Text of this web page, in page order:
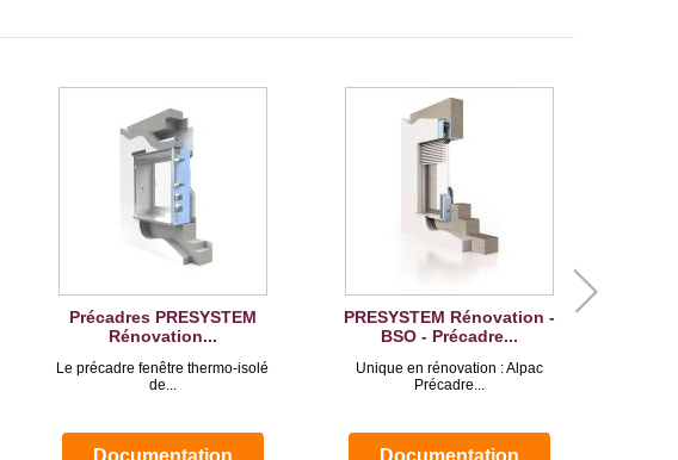
Précadres PRESYSTEM
Rénovation...
Le précadre fenêtre thermo-isolé
de...
Documentation
PRESYSTEM Rénovation -
BSO - Précadre...
Unique en rénovation : Alpac
Précadre...
Documentation